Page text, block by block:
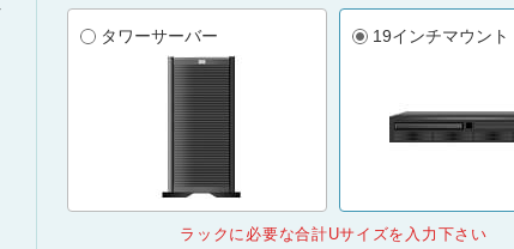
タワーサーバー 19インチマウント
ラックに必要な合計Uサイズを入力下さい